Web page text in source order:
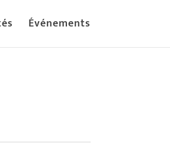
Événements